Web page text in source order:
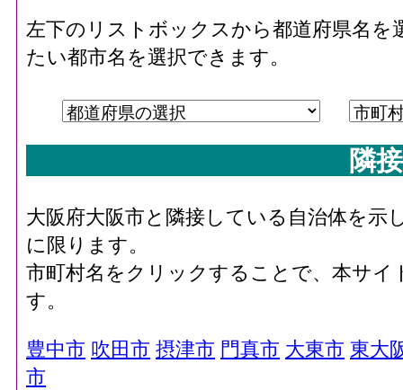
左下のリストボックスから都道府県名
たい都市名を選択できます。
隣
大阪府大阪市と隣接している自治体を示
に限ります。
市町村名をクリックすることで、本サ
す。
豊中市 吹田市 摂津市 門真市 大東市 東大
市